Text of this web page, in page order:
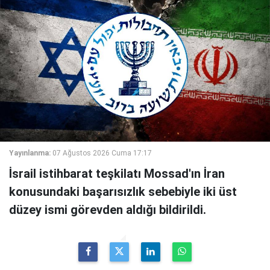
Yayınlanma: 07 Ağustos 2026 Cuma 17:17
İsrail istihbarat teşkilatı Mossad'ın İran
konusundaki başarısızlık sebebiyle iki üst
düzey ismi görevden aldığı bildirildi.